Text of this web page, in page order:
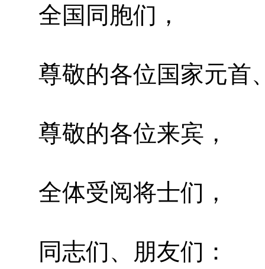
全国同胞们，
尊敬的各位国家元首
尊敬的各位来宾，
全体受阅将士们，
同志们、朋友们：